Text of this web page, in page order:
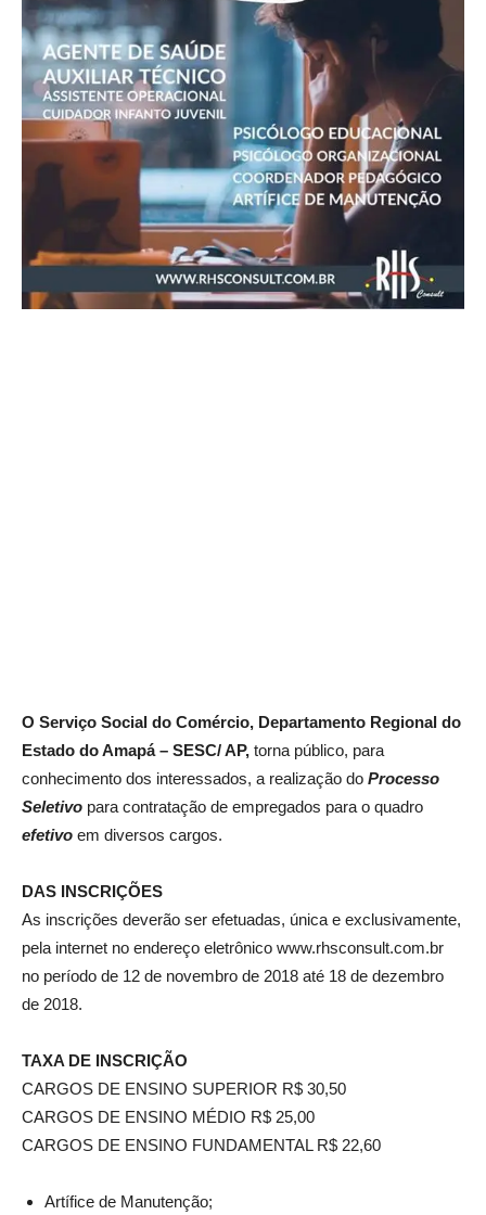
O Serviço Social do Comércio, Departamento Regional do
Estado do Amapá – SESC/ AP, torna público, para
conhecimento dos interessados, a realização do Processo
Seletivo para contratação de empregados para o quadro
efetivo em diversos cargos.
DAS INSCRIÇÕES
As inscrições deverão ser efetuadas, única e exclusivamente,
pela internet no endereço eletrônico www.rhsconsult.com.br
no período de 12 de novembro de 2018 até 18 de dezembro
de 2018.
TAXA DE INSCRIÇÃO
CARGOS DE ENSINO SUPERIOR R$ 30,50
CARGOS DE ENSINO MÉDIO R$ 25,00
CARGOS DE ENSINO FUNDAMENTAL R$ 22,60
Artífice de Manutenção;